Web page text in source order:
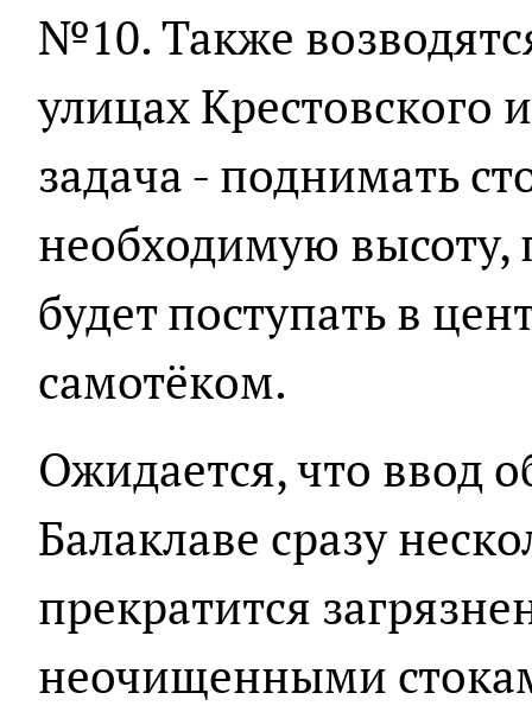
№10. Также
улицах Крестовского
задача - поднимать
необходимую высоту,
будет поступать в
самотёком.
Ожидается, что ввод
Балаклаве сразу
прекратится
неочищенными